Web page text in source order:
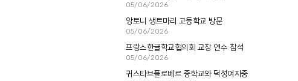
05/06/2026
앙토니 생트마리 고등학교 방문
05/06/2026
프랑스한글학교협의회 교장 연수 참석
05/06/2026
귀스타브플로베르 중학교와 덕성여자중